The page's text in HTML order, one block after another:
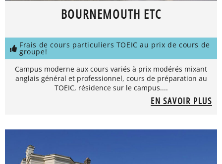
BOURNEMOUTH ETC
Frais de cours particuliers TOEIC au prix de cours de
groupe!
Campus moderne aux cours variés à prix modérés mixant
anglais général et professionnel, cours de préparation au
TOEIC, résidence sur le campus....
EN SAVOIR PLUS